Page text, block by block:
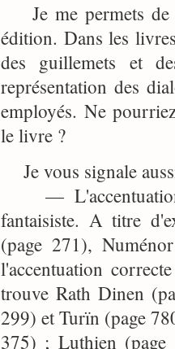
Je me permets de
édition. Dans les
des guillemets et
représentation des
employés. Ne
le livre ?
Je vous signale
— L'accentuation
fantaisiste. A titre
(page 271),
l'accentuation
trouve Rath Dinen
299) et Turïn (page
375) ; Luthien